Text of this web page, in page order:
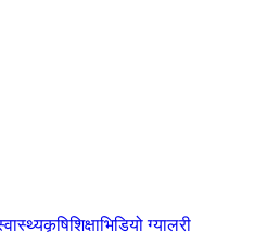
कृषिशिक्षाभिडियो ग्यालरी